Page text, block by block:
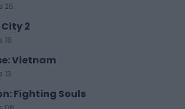
25.
2
18.
Vietnam
13.
Fighting Souls